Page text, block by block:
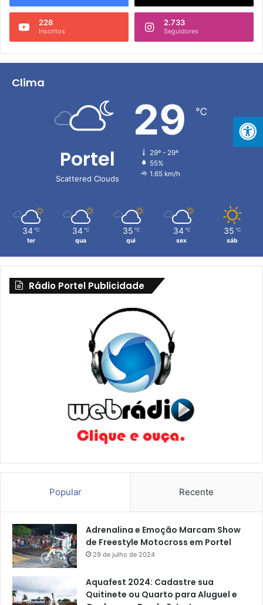
s
n
228
Inscritos
2.733
Seguidores
Clima
Portel
Scattered Clouds
29 ℃
29º - 29º
55%
1.65 km/h
34 ℃
ter
34 ℃
qua
35 ℃
qui
34 ℃
sex
35 ℃
sáb
Rádio Portel Publicidade
Popular Recente
Adrenalina e Emoção Marcam Show
de Freestyle Motocross em Portel
29 de julho de 2024
Aquafest 2024: Cadastre sua
Quitinete ou Quarto para Aluguel e